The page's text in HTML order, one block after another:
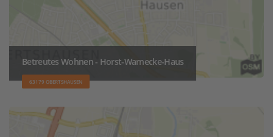
Betreutes Wohnen - Horst-Warnecke-Haus
63179 OBERTSHAUSEN